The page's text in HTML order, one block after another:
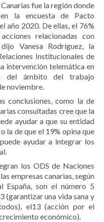
fue la región donde
la encuesta de Pacto
año 2020. De ellas, el 76%
relacionadas con
Vanesa Rodríguez, la
Institucionales de
intervención telemática en
del ámbito del trabajo
noviembre.
conclusiones, como la de
consultadas cree que la
ayudar a que su entidad
la de que el 19% opina que
ayudar a integrar los
los ODS de Naciones
empresas canarias, según
España, son el número 5
(garantizar una vida sana y
el13 (acción por el
económico).